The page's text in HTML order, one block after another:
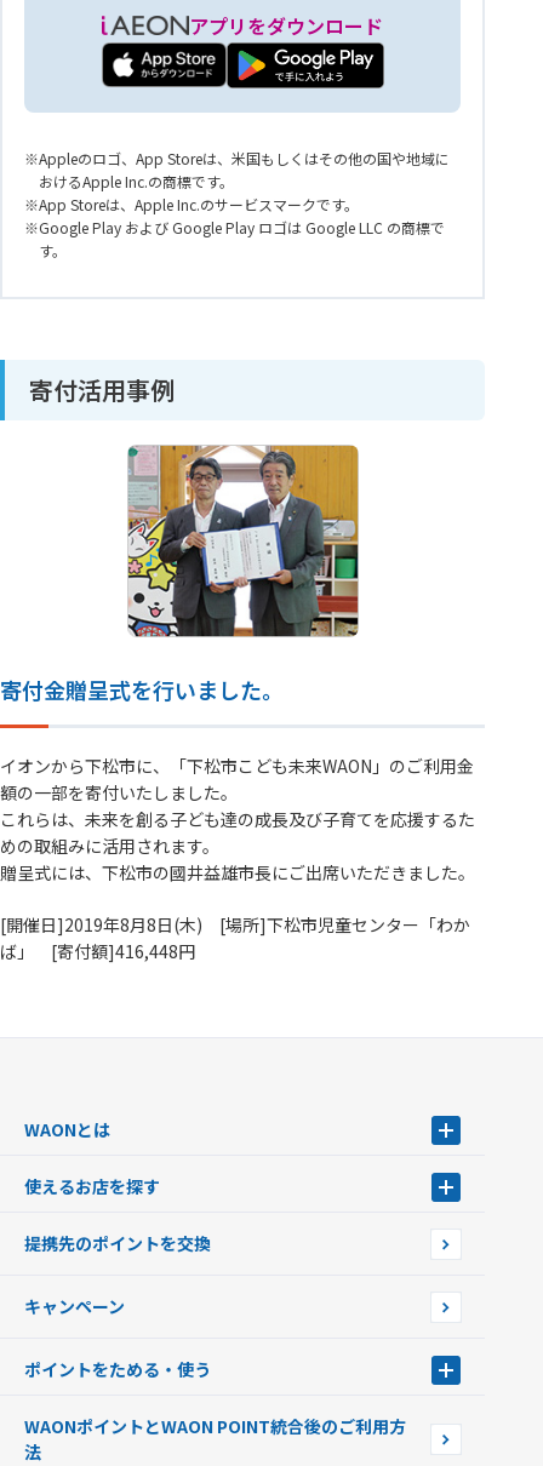
アプリをダウンロード
Appleのロゴ、App Storeは、米国もしくはその他の国や地域に
おけるApple Inc.の商標です。
App Storeは、Apple Inc.のサービスマークです。
Google Play および Google Play ロゴは Google LLC の商標で
す。
寄付活用事例
寄付金贈呈式を行いました。
イオンから下松市に、「下松市こども未来WAON」のご利用金
額の一部を寄付いたしました。
これらは、未来を創る子ども達の成長及び子育てを応援するた
めの取組みに活用されます。
贈呈式には、下松市の國井益雄市長にご出席いただきました。
[開催日]2019年8月8日(木) [場所]下松市児童センター「わか
ば」 [寄付額]416,448円
WAONとは
WAONを申込む
インターネット上でのお買い物について（ネット決済）
使えるお店を探す
店舗検索
イオン銀行ATM設置場所
提携先のポイントを交換
キャンペーン
ポイントをためる・使う
ポイントの有効期限について
WAONポイントとWAON POINT統合後のご利用方
法